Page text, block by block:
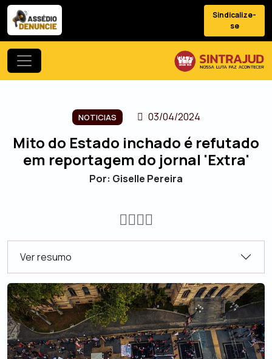
Sindicalize-
se
NOTICIAS 03/04/2024
Mito do Estado inchado é refutado
em reportagem do jornal 'Extra'
Por: Giselle Pereira
Ver resumo